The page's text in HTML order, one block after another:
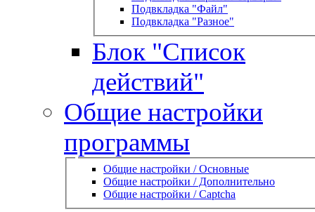
Подвкладка "Файл"
Подвкладка "Разное"
Блок "Список
действий"
Общие настройки
программы
Общие настройки / Основные
Общие настройки / Дополнительно
Общие настройки / Captcha